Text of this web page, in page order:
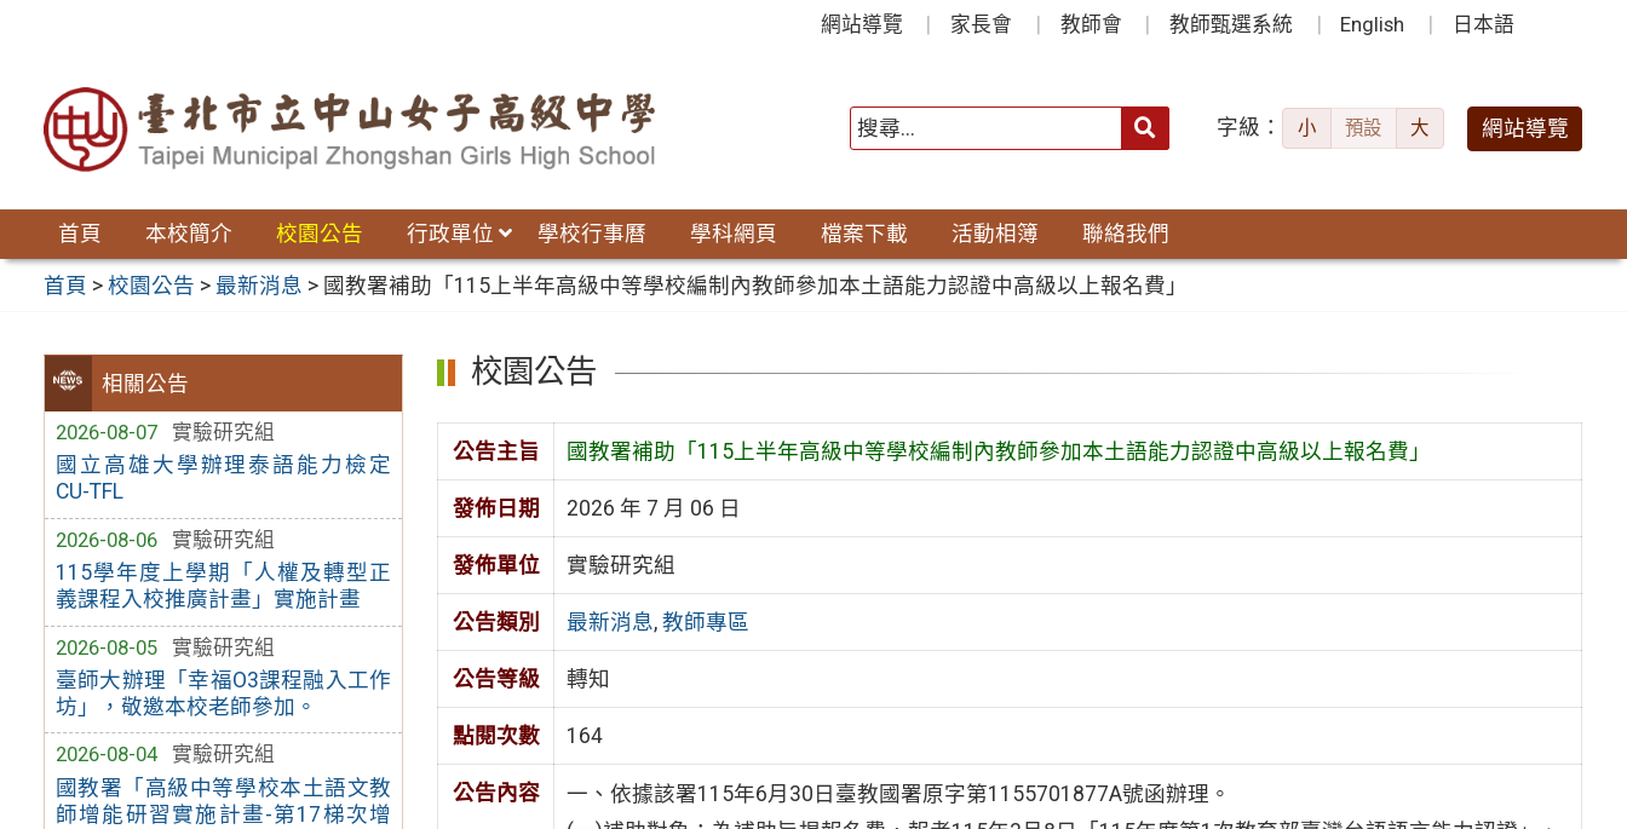
網站導覽 家長會 教師會 教師甄選系統 English 日本語
字級： 小 預設 大 網站導覽
首頁 本校簡介 校園公告 行政單位 學校行事曆 學科網頁 檔案下載 活動相簿 聯絡我們
首頁 >校園公告 > 最新消息 > 國教署補助「115上半年高級中等學校編制內教師參加本土語能力認證中高級以上報名費」
相關公告
2026-08-07
實驗研究組
國立高雄大學辦理泰語能力檢定
CU-TFL
2026-08-06
實驗研究組
115學年度上學期「人權及轉型正
義課程入校推廣計畫」實施計畫
2026-08-05
實驗研究組
臺師大辦理「幸福O3課程融入工作
坊」，敬邀本校老師參加。
2026-08-04
實驗研究組
國教署「高級中等學校本土語文教
師增能研習實施計畫-第17梯次增
校園公告
公告主旨 國教署補助「115上半年高級中等學校編制內教師參加本土語能力認證中高級以上報名費」
發佈日期 2026 年 7 月 06 日
發佈單位 實驗研究組
公告類別 最新消息, 教師專區
公告等級 轉知
點閱次數 164
公告內容
一、依據該署115年6月30日臺教國署原字第1155701877A號函辦理。